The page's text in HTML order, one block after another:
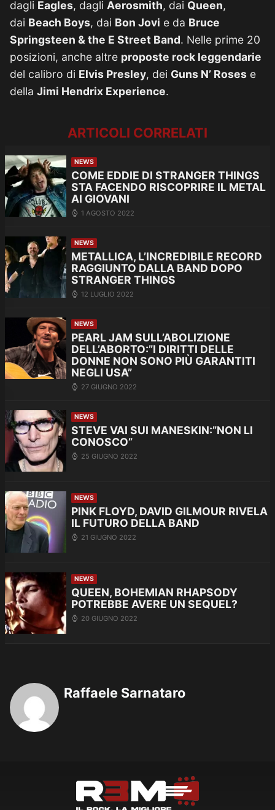
dagli Eagles, dagli Aerosmith, dai Queen,
dai Beach Boys, dai Bon Jovi e da Bruce
Springsteen & the E Street Band. Nelle prime 20
posizioni, anche altre proposte rock leggendarie
del calibro di Elvis Presley, dei Guns N’ Roses e
della Jimi Hendrix Experience.
ARTICOLI CORRELATI
NEWS
COME EDDIE DI STRANGER THINGS
STA FACENDO RISCOPRIRE IL METAL
AI GIOVANI
1 AGOSTO 2022
NEWS
METALLICA, L’INCREDIBILE RECORD
RAGGIUNTO DALLA BAND DOPO
STRANGER THINGS
12 LUGLIO 2022
NEWS
PEARL JAM SULL’ABOLIZIONE
DELL’ABORTO:”I DIRITTI DELLE
DONNE NON SONO PIÙ GARANTITI
NEGLI USA”
27 GIUGNO 2022
NEWS
STEVE VAI SUI MANESKIN:”NON LI
CONOSCO”
25 GIUGNO 2022
NEWS
PINK FLOYD, DAVID GILMOUR RIVELA
IL FUTURO DELLA BAND
21 GIUGNO 2022
NEWS
QUEEN, BOHEMIAN RHAPSODY
POTREBBE AVERE UN SEQUEL?
20 GIUGNO 2022
Raffaele Sarnataro